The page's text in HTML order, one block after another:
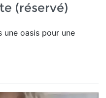
(réservé)
une oasis pour une